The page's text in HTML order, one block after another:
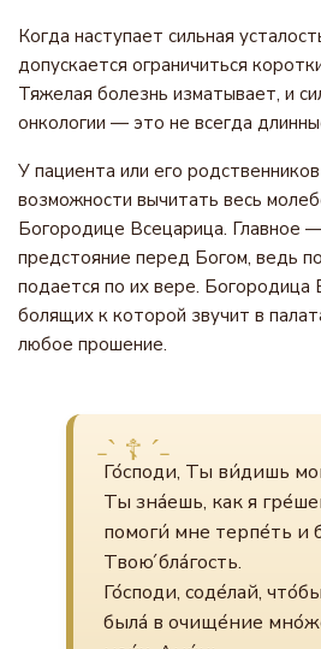
Когда наступает сильная
допускается ограничиться
Тяжелая болезнь изматывает, и
онкологии — это не всегда
У пациента или его
возможности вычитать весь
Богородице Всецарица. Главное
предстояние перед Богом, ведь
подается по их вере. Богородица
болящих к которой звучит в
любое прошение.
Го́споди, Ты ви́дишь
Ты зна́ешь, как я
помоги́ мне терпе́ть и
Твою́ бла́гость.
Го́споди, соде́лай,
была́ в очище́ние